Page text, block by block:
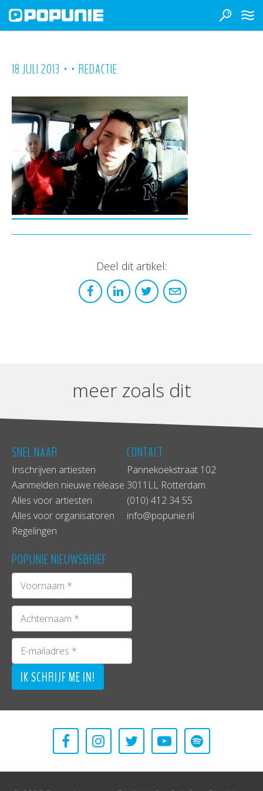
18 JULI 2013 • • REDACTIE
Deel dit artikel:
meer zoals dit
SNEL NAAR
Inschrijven artiesten
Aanmelden nieuwe release
Alles voor artiesten
Alles voor organisatoren
Regelingen
CONTACT
Pannekoekstraat 102
3011LL Rotterdam
(010) 412 34 55
info@popunie.nl
POPUNIE NIEUWSBRIEF